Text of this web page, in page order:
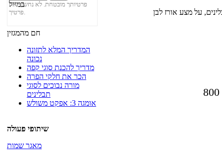
פרטיותך מובטחת. לא נחשוף את
פרטיך.
חם מהמגזין
המדריך המלא לתזונה
נכונה
מדריך להכנת סוגי קפה
הכר את חלקי הפרה
מורה נבוכים לסוגי
תבלינים
אומגה 3: אפקט משולש
שיתופי פעולה
מאגר שמות